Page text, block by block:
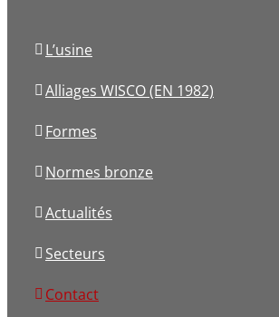
L’usine
Alliages WISCO (EN 1982)
Formes
Normes bronze
Actualités
Secteurs
Contact